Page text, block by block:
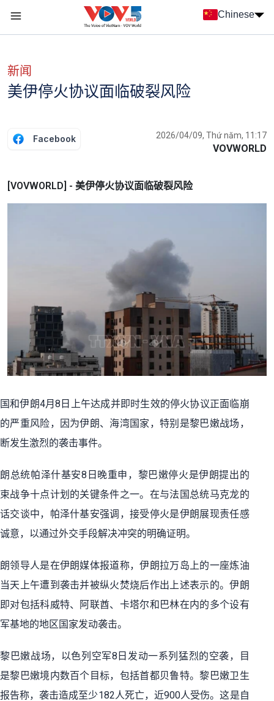
Chinese
新闻
美伊停火协议面临破裂风险
Facebook 2026/04/09, Thứ năm, 11:17
VOVWORLD
[VOVWORLD] - 美伊停火协议面临破裂风险
和伊朗4月8 日上午达成并即时生效的停火协议正面临崩
严重风险，因为伊朗、海湾国家，特别是黎巴嫩战场，
发生激烈的袭击事件。
总统帕泽什基安8 日晚重申，黎巴嫩停火是伊朗提出的
战争十点计划的关键条件之一。在与法国总统马克龙的
交谈中，帕泽什基安强调，接受停火是伊朗展现责任感
意，以通过外交手段解决冲突的明确证明。
领导人是在伊朗媒体报道称，伊朗拉万岛上的一座炼油
天上午遭到袭击并被纵火焚烧后作出上述表示的。伊朗
对包括科威特、阿联酋、卡塔尔和巴林在内的多个设有
基地的地区国家发动袭击。
巴嫩战场，以色列空军8 日发动一系列猛烈的空袭，目
黎巴嫩境内数百个目标，包括首都贝鲁特。黎巴嫩卫生
告称，袭击造成至少182人死亡，近900人受伤。这是自